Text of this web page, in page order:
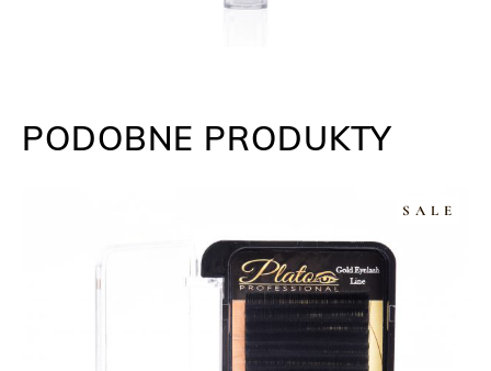
PODOBNE PRODUKTY
SALE